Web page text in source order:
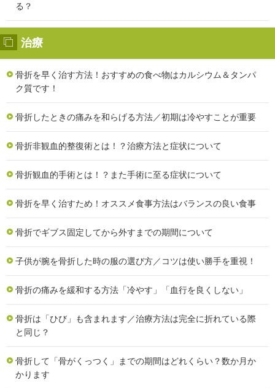
る？
治療
骨折を早く治す方法！おすすめの食べ物はカルシウム＆タンパ
ク質です！
骨折したときの痛みを和らげる方法／初期は冷やすことが重要
骨折非観血的整復術とは！？治療方法と症状について
骨折観血的手術とは！？また手術に至る症状について
骨折を早く治すため！オススメ食事方法はバランスの良い食事
骨折でギブス固定してから外すまでの期間について
子供が腕を骨折した時の服の選び方／コツは使い勝手を重視！
骨折の痛みを緩和する方法「冷やす」「血行を良くしない」
骨折は「ひび」も含まれます／治療方法は完全に折れている際
と同じ？
骨折して「骨がくっつく」までの期間はどれくらい？数か月か
かります